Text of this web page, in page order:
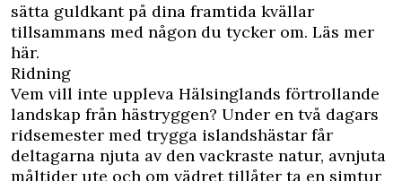
sätta guldkant på dina framtida kvällar
tillsammans med någon du tycker om. Läs mer
här.
Ridning
Vem vill inte uppleva Hälsinglands förtrollande
landskap från hästryggen? Under en två dagars
ridsemester med trygga islandshästar får
deltagarna njuta av den vackraste natur, avnjuta
måltider ute och om vädret tillåter ta en simtur